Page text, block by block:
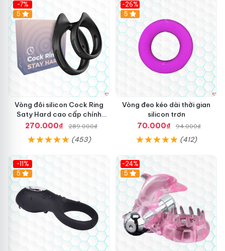
-7%
5
Vòng đôi silicon Cock Ring
Saty Hard cao cấp chính
hãng Mỹ
270.000₫ 289.000₫
(453)
-26%
5
Vòng đeo kéo dài thời gian
silicon trơn
70.000₫
94.000₫
(412)
-11%
5
-24%
5